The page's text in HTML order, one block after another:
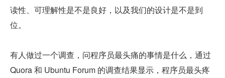
读性、可理解性是不是良好，以及我们的设计是不是到
位。
有人做过一个调查，问程序员最头痛的事情是什么，通过
Quora 和 Ubuntu Forum 的调查结果显示，程序员最头疼